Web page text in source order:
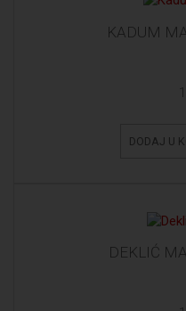
KADUM
DODAJ U
DEKLIĆ